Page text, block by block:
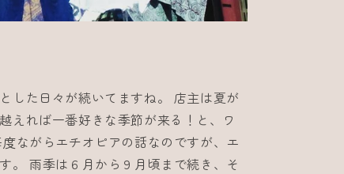
した日々が続いてますね。 店主は夏が
えれば一番好きな季節が来る！と、ワ
ながらエチオピアの話なのですが、エ
。 雨季は６月から９月頃まで続き、そ